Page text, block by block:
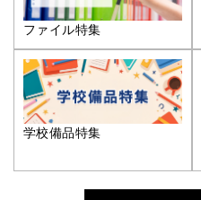
ファイル特集
学校備品特集